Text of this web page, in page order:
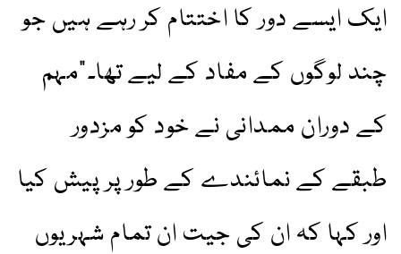
ایک ایسے دور کا اختتام کر رہے ہیں جو
چند لوگوں کے مفاد کے لیے تھا۔”مہم
کے دوران ممدانی نے خود کو مزدور
طبقے کے نمائندے کے طور پر پیش کیا
اور کہا کہ ان کی جیت ان تمام شہریوں